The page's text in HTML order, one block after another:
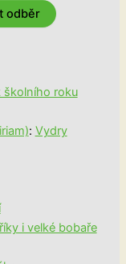
školního roku
: Vydry
i velké bobaře